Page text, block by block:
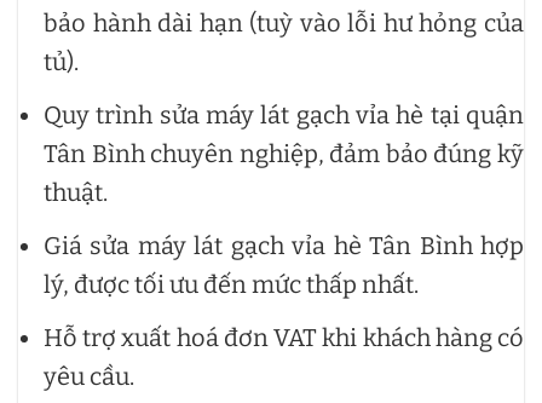
bảo hành dài hạn (tuỳ vào lỗi hư hỏng của
tủ).
Quy trình sửa máy lát gạch vỉa hè tại quận
Tân Bình chuyên nghiệp, đảm bảo đúng kỹ
thuật.
Giá sửa máy lát gạch vỉa hè Tân Bình hợp
lý, được tối ưu đến mức thấp nhất.
Hỗ trợ xuất hoá đơn VAT khi khách hàng có
yêu cầu.